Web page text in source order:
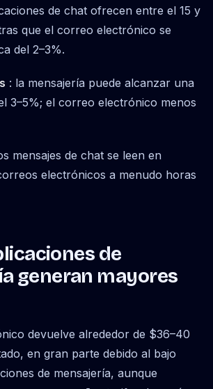
de chat ofrecen entre el 15 y
que el correo electrónico se
del 2–3%.
: la mensajería puede alcanzar una
3–5%; el correo electrónico menos
mensajes de chat se leen en
electrónicos a menudo horas
de
generan mayores
devuelve alrededor de $36–40
en gran parte debido al bajo
de mensajería, aunque